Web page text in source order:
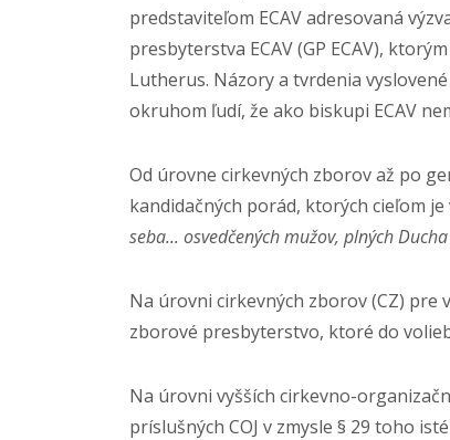
predstaviteľom ECAV adresovaná
presbyterstva ECAV (GP ECAV),
Lutherus. Názory a tvrdenia
okruhom ľudí, že ako biskupi ECAV
Od úrovne cirkevných zborov až po
kandidačných porád, ktorých cieľom
seba... osvedčených mužov, plných
Na úrovni cirkevných zborov (CZ) pre
zborové presbyterstvo, ktoré do
Na úrovni vyšších cirkevno-
príslušných COJ v zmysle § 29 toho